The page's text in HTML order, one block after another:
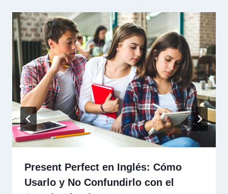
Present Perfect en Inglés: Cómo
Usarlo y No Confundirlo con el